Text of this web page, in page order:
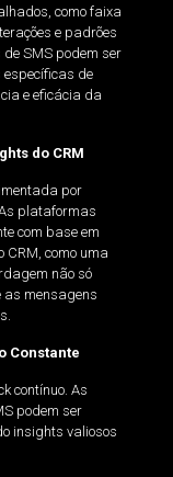
como faixa
e padrões
SMS podem ser
de
e eficácia da
do CRM
por
plataformas
com base em
como uma
não só
as mensagens
Constante
contínuo. As
podem ser
insights valiosos